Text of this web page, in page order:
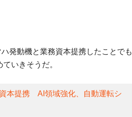
発動機と業務資本提携したことでも
いきそうだ。
本提携 AI領域強化、自動運転シ